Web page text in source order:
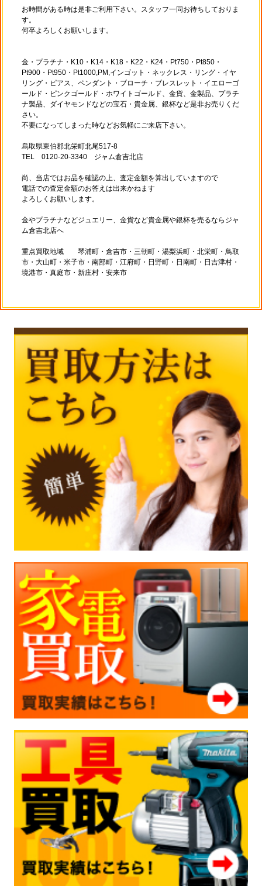
お時間がある時は是非ご利用下さい。スタッフ一同お待ちしておりま
す。
何卒よろしくお願いします。
金・プラチナ・K10・K14・K18・K22・K24・Pt750・Pt850・
Pt900・Pt950・Pt1000,PM,インゴット・ネックレス・リング・イヤ
リング・ピアス、ペンダント・ブローチ・ブレスレット・イエローゴ
ールド・ピンクゴールド・ホワイトゴールド、金貨、金製品、プラチ
ナ製品、ダイヤモンドなどの宝石・貴金属、銀杯など是非お売りくだ
さい。
不要になってしまった時などお気軽にご来店下さい。
烏取県東伯郡北栄町北尾517-8
TEL 0120-20-3340 ジャム倉吉北店
尚、当店ではお品を確認の上、査定金額を算出していますので
電話での査定金額のお答えは出来かねます
よろしくお願いします。
金やプラチナなどジュエリー、金貨など貴金属や銀杯を売るならジャ
ム倉吉北店へ
重点買取地域 琴浦町・倉吉市・三朝町・湯梨浜町・北栄町・鳥取
市・大山町・米子市・南部町・江府町・日野町・日南町・日吉津村・
境港市・真庭市・新庄村・安来市